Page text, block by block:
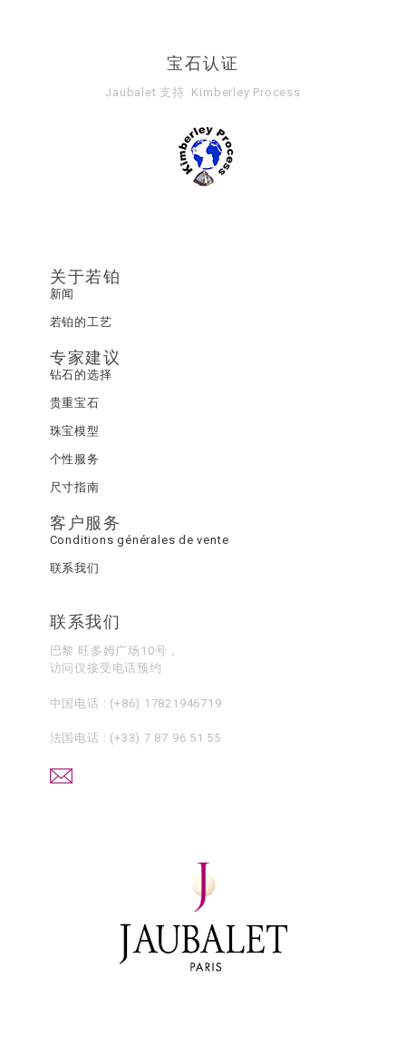
宝石认证
Jaubalet 支持 Kimberley Process
关于若铂
新闻
若铂的工艺
专家建议
钻石的选择
贵重宝石
珠宝模型
个性服务
尺寸指南
客户服务
Conditions générales de vente
联系我们
联系我们
巴黎 旺多姆广场10号，
访问仅接受电话预约
中国电话 : (+86) 17821946719
法国电话 : (+33) 7 87 96 51 55